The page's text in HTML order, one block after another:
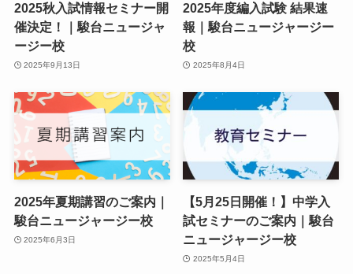
2025秋入試情報セミナー開
催決定！｜駿台ニュージャ
ージー校
2025年9月13日
2025年度編入試験 結果速
報｜駿台ニュージャージー
校
2025年8月4日
2025年夏期講習のご案内｜
駿台ニュージャージー校
2025年6月3日
【5月25日開催！】中学入
試セミナーのご案内｜駿台
ニュージャージー校
2025年5月4日